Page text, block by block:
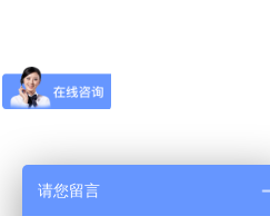
请您留言